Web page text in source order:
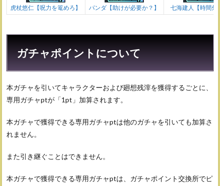
虎杖悠仁【呪力を篭めろ】 パンダ【助けが必要か？】 七海建人【時間外
ガチャポイントについて
本ガチャを引いてキャラクターおよび廻想残滓を獲得するごとに、
専用ガチャptが「1pt」加算されます。
本ガチャで獲得できる専用ガチャptは他のガチャを引いても加算さ
れません。
また引き継ぐことはできません。
本ガチャで獲得できる専用ガチャptは、ガチャポイント交換所でピ